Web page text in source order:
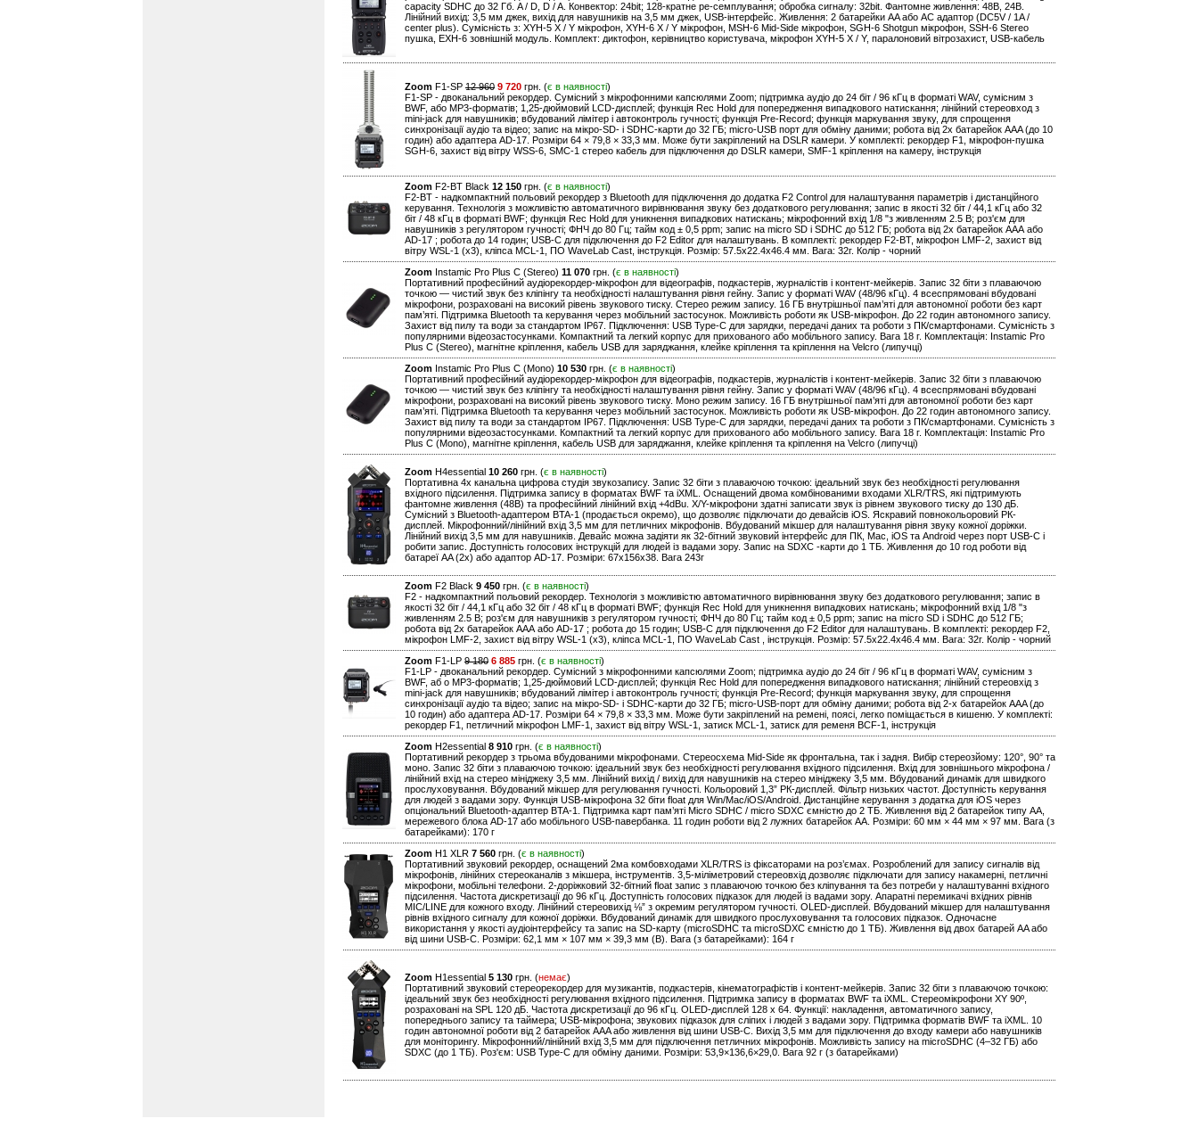
capacity SDHC до 32 Гб. A / D, D / A. Конвектор: 24bit; 128-кратне ре-семплування; обробка сигналу: 32bit. Фантомне живлення: 48В, 24В.
Лінійний вихід: 3,5 мм джек, вихід для навушників на 3,5 мм джек, USB-інтерфейс. Живлення: 2 батарейки AA або AC адаптор (DC5V / 1A /
center plus). Сумісність з: XYH-5 X / Y мікрофон, XYH-6 X / Y мікрофон, MSH-6 Mid-Side мікрофон, SGH-6 Shotgun мікрофон, SSH-6 Stereo
пушка, EXH-6 зовнішній модуль. Комплект: диктофон, керівництво користувача, мікрофон XYH-5 X / Y, паралоновий вітрозахист, USB-кабель
Zoom F1-SP 12 960 9 720 грн. (є в наявності)
F1-SP - двоканальний рекордер. Сумісний з мікрофонними капсюлями Zoom; підтримка аудіо до 24 біт / 96 кГц в форматі WAV, сумісним з
BWF, або MP3-форматів; 1,25-дюймовий LCD-дисплей; функція Rec Hold для попередження випадкового натискання; лінійний стереовход з
mini-jack для навушників; вбудований лімітер і автоконтроль гучності; функція Pre-Record; функція маркування звуку, для спрощення
синхронізації аудіо та відео; запис на мікро-SD- і SDHC-карти до 32 ГБ; micro-USB порт для обміну даними; робота від 2х батарейок AAA (до 10
годин) або адаптера AD-17. Розміри 64 × 79,8 × 33,3 мм. Може бути закріплений на DSLR камери. У комплекті: рекордер F1, мікрофон-пушка
SGH-6, захист від вітру WSS-6, SMC-1 стерео кабель для підключення до DSLR камери, SMF-1 кріплення на камеру, інструкція
Zoom F2-BT Black 12 150 грн. (є в наявності)
F2-BT - надкомпактний польовий рекордер з Bluetooth для підключення до додатка F2 Control для налаштування параметрів і дистанційного
керування. Технологія з можливістю автоматичного вирівнювання звуку без додаткового регулювання; запис в якості 32 біт / 44,1 кГц або 32
біт / 48 кГц в форматі BWF; функція Rec Hold для уникнення випадкових натискань; мікрофонний вхід 1/8 "з живленням 2.5 В; роз'єм для
навушників з регулятором гучності; ФНЧ до 80 Гц; тайм код ± 0,5 ppm; запис на micro SD і SDHC до 512 ГБ; робота від 2х батарейок ААА або
AD-17 ; робота до 14 годин; USB-C для підключення до F2 Editor для налаштувань. В комплекті: рекордер F2-BT, мікрофон LMF-2, захист від
вітру WSL-1 (х3), кліпса MCL-1, ПО WaveLab Cast, інструкція. Розмір: 57.5х22.4x46.4 мм. Вага: 32г. Колір - чорний
Zoom Instamic Pro Plus C (Stereo) 11 070 грн. (є в наявності)
Портативний професійний аудіорекордер-мікрофон для відеографів, подкастерів, журналістів і контент-мейкерів. Запис 32 біти з плаваючою
точкою — чистий звук без кліпінгу та необхідності налаштування рівня гейну. Запис у форматі WAV (48/96 кГц). 4 всеспрямовані вбудовані
мікрофони, розраховані на високий рівень звукового тиску. Стерео режим запису. 16 ГБ внутрішньої пам’яті для автономної роботи без карт
пам’яті. Підтримка Bluetooth та керування через мобільний застосунок. Можливість роботи як USB-мікрофон. До 22 годин автономного запису.
Захист від пилу та води за стандартом IP67. Підключення: USB Type-C для зарядки, передачі даних та роботи з ПК/смартфонами. Сумісність з
популярними відеозастосунками. Компактний та легкий корпус для прихованого або мобільного запису. Вага 18 г. Комплектація: Instamic Pro
Plus C (Stereo), магнітне кріплення, кабель USB для заряджання, клейке кріплення та кріплення на Velcro (липучці)
Zoom Instamic Pro Plus C (Mono) 10 530 грн. (є в наявності)
Портативний професійний аудіорекордер-мікрофон для відеографів, подкастерів, журналістів і контент-мейкерів. Запис 32 біти з плаваючою
точкою — чистий звук без кліпінгу та необхідності налаштування рівня гейну. Запис у форматі WAV (48/96 кГц). 4 всеспрямовані вбудовані
мікрофони, розраховані на високий рівень звукового тиску. Моно режим запису. 16 ГБ внутрішньої пам’яті для автономної роботи без карт
пам’яті. Підтримка Bluetooth та керування через мобільний застосунок. Можливість роботи як USB-мікрофон. До 22 годин автономного запису.
Захист від пилу та води за стандартом IP67. Підключення: USB Type-C для зарядки, передачі даних та роботи з ПК/смартфонами. Сумісність з
популярними відеозастосунками. Компактний та легкий корпус для прихованого або мобільного запису. Вага 18 г. Комплектація: Instamic Pro
Plus C (Mono), магнітне кріплення, кабель USB для заряджання, клейке кріплення та кріплення на Velcro (липучці)
Zoom H4essential 10 260 грн. (є в наявності)
Портативна 4х канальна цифрова студія звукозапису. Запис 32 біти з плаваючою точкою: ідеальний звук без необхідності регулювання
вхідного підсилення. Підтримка запису в форматах BWF та iXML. Оснащений двома комбінованими входами XLR/TRS, які підтримують
фантомне живлення (48В) та професійний лінійний вхід +4dBu. X/Y-мікрофони здатні записати звук із рівнем звукового тиску до 130 дБ.
Сумісний з Bluetooth-адаптером BTA-1 (продається окремо), що дозволяє підключати до девайсів iOS. Яскравий повнокольоровий РК-
дисплей. Мікрофонний/лінійний вхід 3,5 мм для петличних мікрофонів. Вбудований мікшер для налаштування рівня звуку кожної доріжки.
Лінійний вихід 3,5 мм для навушників. Девайс можна задіяти як 32-бітний звуковий інтерфейс для ПК, Mac, iOS та Android через порт USB-C і
робити запис. Доступність голосових інструкцій для людей із вадами зору. Запис на SDXC -карти до 1 ТБ. Живлення до 10 год роботи від
батареї AA (2x) або адаптор AD-17. Розміри: 67х156х38. Вага 243г
Zoom F2 Black 9 450 грн. (є в наявності)
F2 - надкомпактний польовий рекордер. Технологія з можливістю автоматичного вирівнювання звуку без додаткового регулювання; запис в
якості 32 біт / 44,1 кГц або 32 біт / 48 кГц в форматі BWF; функція Rec Hold для уникнення випадкових натискань; мікрофонний вхід 1/8 "з
живленням 2.5 В; роз'єм для навушників з регулятором гучності; ФНЧ до 80 Гц; тайм код ± 0,5 ppm; запис на micro SD і SDHC до 512 ГБ;
робота від 2х батарейок ААА або AD-17 ; робота до 15 годин; USB-C для підключення до F2 Editor для налаштувань. В комплекті: рекордер F2,
мікрофон LMF-2, захист від вітру WSL-1 (х3), кліпса MCL-1, ПО WaveLab Cast , інструкція. Розмір: 57.5х22.4x46.4 мм. Вага: 32г. Колір - чорний
Zoom F1-LP 9 180 6 885 грн. (є в наявності)
F1-LP - двоканальний рекордер. Сумісний з мікрофонними капсюлями Zoom; підтримка аудіо до 24 біт / 96 кГц в форматі WAV, сумісним з
BWF, аб о MP3-форматів; 1,25-дюймовий LCD-дисплей; функція Rec Hold для попередження випадкового натискання; лінійний стереовхід з
mini-jack для навушників; вбудований лімітер і автоконтроль гучності; функція Pre-Record; функція маркування звуку, для спрощення
синхронізації аудіо та відео; запис на мікро-SD- і SDHC-карти до 32 ГБ; micro-USB-порт для обміну даними; робота від 2-х батарейок AAA (до
10 годин) або адаптера AD-17. Розміри 64 × 79,8 × 33,3 мм. Може бути закріплений на ремені, поясі, легко поміщається в кишеню. У комплекті:
рекордер F1, петличний мікрофон LMF-1, захист від вітру WSL-1, затиск MCL-1, затиск для ременя BCF-1, інструкція
Zoom H2essential 8 910 грн. (є в наявності)
Портативний рекордер з трьома вбудованими мікрофонами. Стереосхема Mid-Side як фронтальна, так і задня. Вибір стереозйому: 120°, 90° та
моно. Запис 32 біти з плаваючою точкою: ідеальний звук без необхідності регулювання вхідного підсилення. Вхід для зовнішнього мікрофона /
лінійний вхід на стерео мініджеку 3,5 мм. Лінійний вихід / вихід для навушників на стерео мініджеку 3,5 мм. Вбудований динамік для швидкого
прослуховування. Вбудований мікшер для регулювання гучності. Кольоровий 1,3” РК-дисплей. Фільтр низьких частот. Доступність керування
для людей з вадами зору. Функція USB-мікрофона 32 біти float для Win/Mac/iOS/Android. Дистанційне керування з додатка для iOS через
опціональний Bluetooth-адаптер BTA-1. Підтримка карт пам’яті Micro SDHC / micro SDXC ємністю до 2 ТБ. Живлення від 2 батарейок типу АА,
мережевого блока AD-17 або мобільного USB-павербанка. 11 годин роботи від 2 лужних батарейок АА. Розміри: 60 мм × 44 мм × 97 мм. Вага (з
батарейками): 170 г
Zoom H1 XLR 7 560 грн. (є в наявності)
Портативний звуковий рекордер, оснащений 2ма комбовходами XLR/TRS із фіксаторами на роз’ємах. Розроблений для запису сигналів від
мікрофонів, лінійних стереоканалів з мікшера, інструментів. 3,5-міліметровий стереовхід дозволяє підключати для запису накамерні, петличні
мікрофони, мобільні телефони. 2-доріжковий 32-бітний float запис з плаваючою точкою без кліпування та без потреби у налаштуванні вхідного
підсилення. Частота дискретизації до 96 кГц. Доступність голосових підказок для людей із вадами зору. Апаратні перемикачі вхідних рівнів
MIC/LINE для кожного входу. Лінійний стереовихід ⅛” з окремим регулятором гучності. OLED-дисплей. Вбудований мікшер для налаштування
рівнів вхідного сигналу для кожної доріжки. Вбудований динамік для швидкого прослуховування та голосових підказок. Одночасне
використання у якості аудіоінтерфейсу та запис на SD-карту (microSDHC та microSDXC ємністю до 1 ТБ). Живлення від двох батарей AA або
від шини USB-C. Розміри: 62,1 мм × 107 мм × 39,3 мм (В). Вага (з батарейками): 164 г
Zoom H1essential 5 130 грн. (немає)
Портативний звуковий стереорекордер для музикантів, подкастерів, кінематографістів і контент-мейкерів. Запис 32 біти з плаваючою точкою:
ідеальний звук без необхідності регулювання вхідного підсилення. Підтримка запису в форматах BWF та iXML. Стереомікрофони XY 90º,
розраховані на SPL 120 дБ. Частота дискретизації до 96 кГц. OLED-дисплей 128 x 64. Функції: накладення, автоматичного запису,
попереднього запису та таймера; USB-мікрофона; звукових підказок для сліпих і людей з вадами зору. Підтримка форматів BWF та iXML. 10
годин автономної роботи від 2 батарейок AAA або живлення від шини USB-C. Вихід 3,5 мм для підключення до входу камери або навушників
для моніторингу. Мікрофонний/лінійний вхід 3,5 мм для підключення петличних мікрофонів. Можливість запису на microSDHC (4–32 ГБ) або
SDXC (до 1 ТБ). Роз'єм: USB Type-C для обміну даними. Розміри: 53,9×136,6×29,0. Вага 92 г (з батарейками)